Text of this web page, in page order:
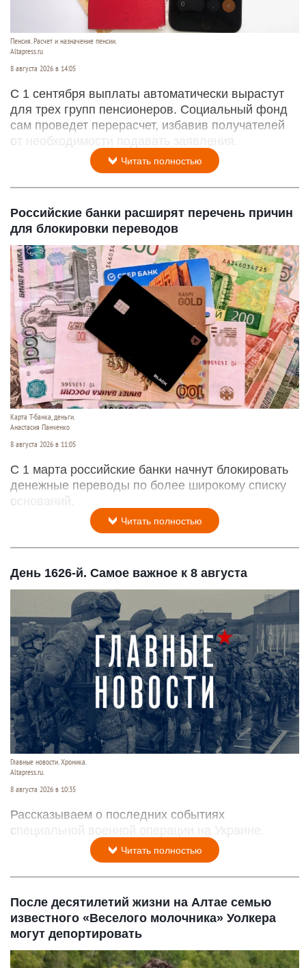
Пенсия. Расчет и назначение пенсии.
Altapress.ru
8 августа 2026 в 14:05
С 1 сентября выплаты автоматически вырастут
для трех групп пенсионеров. Социальный фонд
сам проведет перерасчет, избавив получателей
от необходимости подавать заявления.
Читать полностью
Российские банки расширят перечень причин
для блокировки переводов
Карта Т-банка, деньги.
Анастасия Панченко
8 августа 2026 в 11:05
С 1 марта российские банки начнут блокировать
денежные переводы по более широкому списку
оснований.
Читать полностью
День 1626-й. Самое важное к 8 августа
Главные новости. Хроника.
Altapress.ru.
8 августа 2026 в 10:35
Рассказываем о последних событиях
специальной военной операции на Украине.
Читать полностью
После десятилетий жизни на Алтае семью
известного «Веселого молочника» Уолкера
могут депортировать